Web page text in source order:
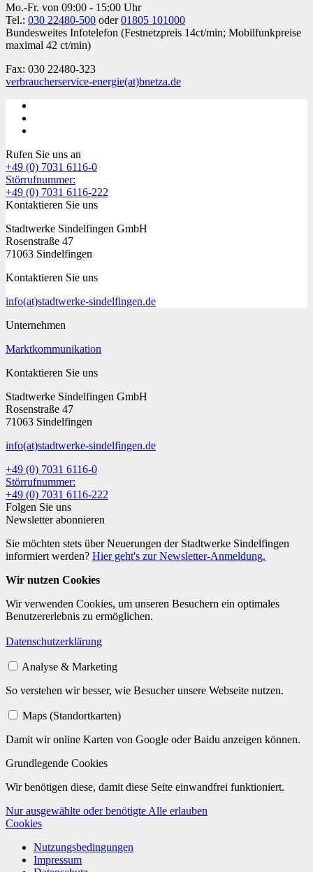
Mo.-Fr. von 09:00 - 15:00 Uhr
Tel.: 030 22480-500 oder01805 101000
Bundesweites Infotelefon (Festnetzpreis 14ct/min; Mobilfunkpreise
maximal 42 ct/min)
Fax: 030 22480-323
verbraucherservice-energie(at)bnetza.de
Rufen Sie uns an
+49 (0) 7031 6116-0
Störrufnummer:
+49 (0) 7031 6116-222
Kontaktieren Sie uns
Stadtwerke Sindelfingen GmbH
Rosenstraße 47
71063 Sindelfingen
Kontaktieren Sie uns
info(at)stadtwerke-sindelfingen.de
Unternehmen
Marktkommunikation
Kontaktieren Sie uns
Stadtwerke Sindelfingen GmbH
Rosenstraße 47
71063 Sindelfingen
info(at)stadtwerke-sindelfingen.de
+49 (0) 7031 6116-0
Störrufnummer:
+49 (0) 7031 6116-222
Folgen Sie uns
Newsletter abonnieren
Sie möchten stets über Neuerungen der Stadtwerke Sindelfingen
informiert werden? Hier geht's zur Newsletter-Anmeldung.
Wir nutzen Cookies
Wir verwenden Cookies, um unseren Besuchern ein optimales
Benutzererlebnis zu ermöglichen.
Datenschutzerklärung
Analyse & Marketing
So verstehen wir besser, wie Besucher unsere Webseite nutzen.
Maps (Standortkarten)
Damit wir online Karten von Google oder Baidu anzeigen können.
Grundlegende Cookies
Wir benötigen diese, damit diese Seite einwandfrei funktioniert.
Nur ausgewählte oder benötigte Alle erlauben
Cookies
Nutzungsbedingungen
Impressum